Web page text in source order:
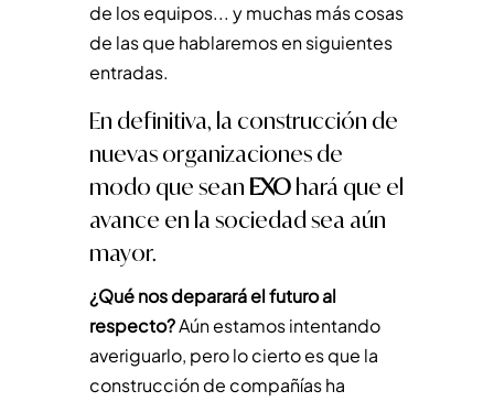
de los equipos... y muchas más cosas
de las que hablaremos en siguientes
entradas.
En definitiva, la construcción de
nuevas organizaciones de
modo que sean EXOhará que el
avance en la sociedad sea aún
mayor.
¿Qué nos deparará el futuro al
respecto?Aún estamos intentando
averiguarlo, pero lo cierto es que la
construcción de compañías ha